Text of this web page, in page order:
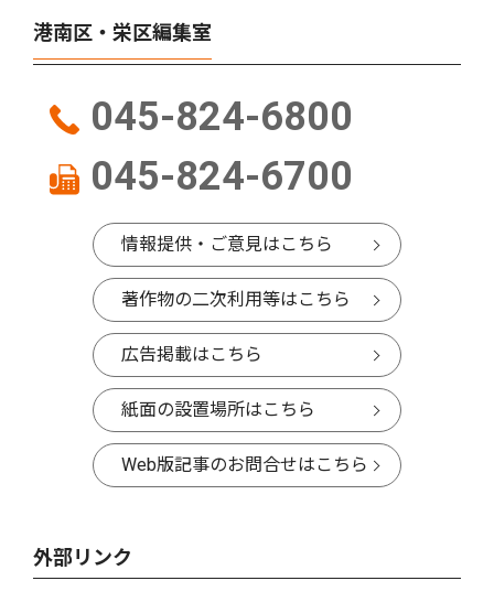
港南区・栄区編集室
045-824-6800
045-824-6700
情報提供・ご意見はこちら
著作物の二次利用等はこちら
広告掲載はこちら
紙面の設置場所はこちら
Web版記事のお問合せはこちら
外部リンク